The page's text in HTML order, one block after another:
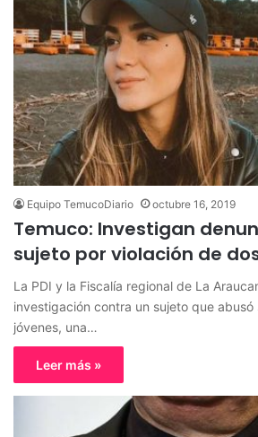
Equipo TemucoDiario octubre 16, 2019
Temuco: Investigan
sujeto por violación de
La PDI y la Fiscalía regional de La
investigación contra un sujeto que
jóvenes, una…
Leer más »